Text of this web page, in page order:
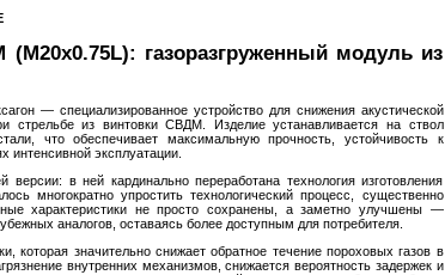
газоразгруженный модуль из
— специализированное устройство для снижения акустической
стрельбе из винтовки СВДМ. Изделие устанавливается на ствол
что обеспечивает максимальную прочность, устойчивость к
эксплуатации.
в ней кардинально переработана технология изготовления
многократно упростить технологический процесс, существенно
характеристики не просто сохранены, а заметно улучшены —
аналогов, оставаясь более доступным для потребителя.
значительно снижает обратное течение пороховых газов в
внутренних механизмов, снижается вероятность задержек и